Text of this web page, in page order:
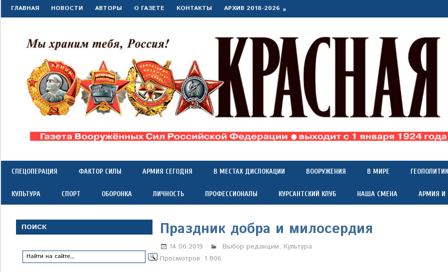
Перейти
к
ГЛАВНАЯ НОВОСТИ АВТОРЫ О ГАЗЕТЕ КОНТАКТЫ АРХИВ 2018-2026
"Красная
звезда"
Вооружённых
Сил
Федерации
*
1
1924
года
СПЕЦОПЕРАЦИЯ ФАКТОР СИЛЫ АРМИЯ СЕГОДНЯ В МЕСТАХ ДИСЛОКАЦИИ ВООРУЖЕНИЯ В МИРЕ
КУЛЬТУРА СПОРТ ОБОРОНКА ЛИЧНОСТЬ ПРОФЕССИОНАЛЫ КУРСАНТСКИЙ КЛУБ НАША СМЕНА АРМИЯ И
Праздник добра и милосердия
14.06.2019 Анастасия Свиридова
Выбор редакции, Культура
Просмотров: 1 806
ПОИСК